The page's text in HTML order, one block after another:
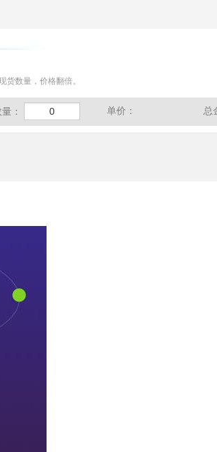
货数量，价格翻倍。
： 单价： 总